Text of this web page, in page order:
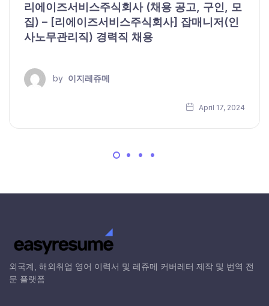
리에이즈서비스주식회사 (채용 공고, 구인, 모
집) – [리에이즈서비스주식회사] 잡매니저(인
사노무관리직) 경력직 채용
by 이지레쥬메
April 17, 2024
외국계, 해외취업 영어 이력서 및 레쥬메 커버레터 제작 및 번역 전
문 플랫폼